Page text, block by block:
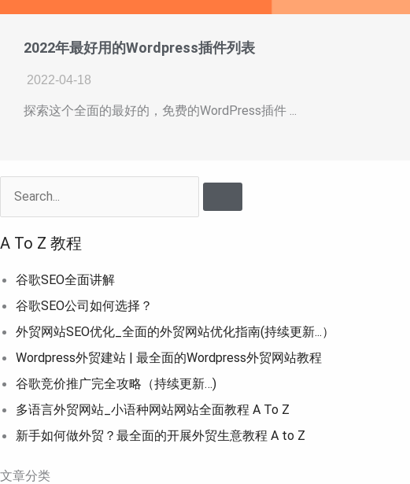
2022年最好用的Wordpress插件列表
2022-04-18
探索这个全面的最好的，免费的WordPress插件 ...
A To Z 教程
谷歌SEO全面讲解
谷歌SEO公司如何选择？
外贸网站SEO优化_全面的外贸网站优化指南(持续更新...）
Wordpress外贸建站 | 最全面的Wordpress外贸网站教程
谷歌竞价推广完全攻略（持续更新…)
多语言外贸网站_小语种网站网站全面教程 A To Z
新手如何做外贸？最全面的开展外贸生意教程 A to Z
文章分类